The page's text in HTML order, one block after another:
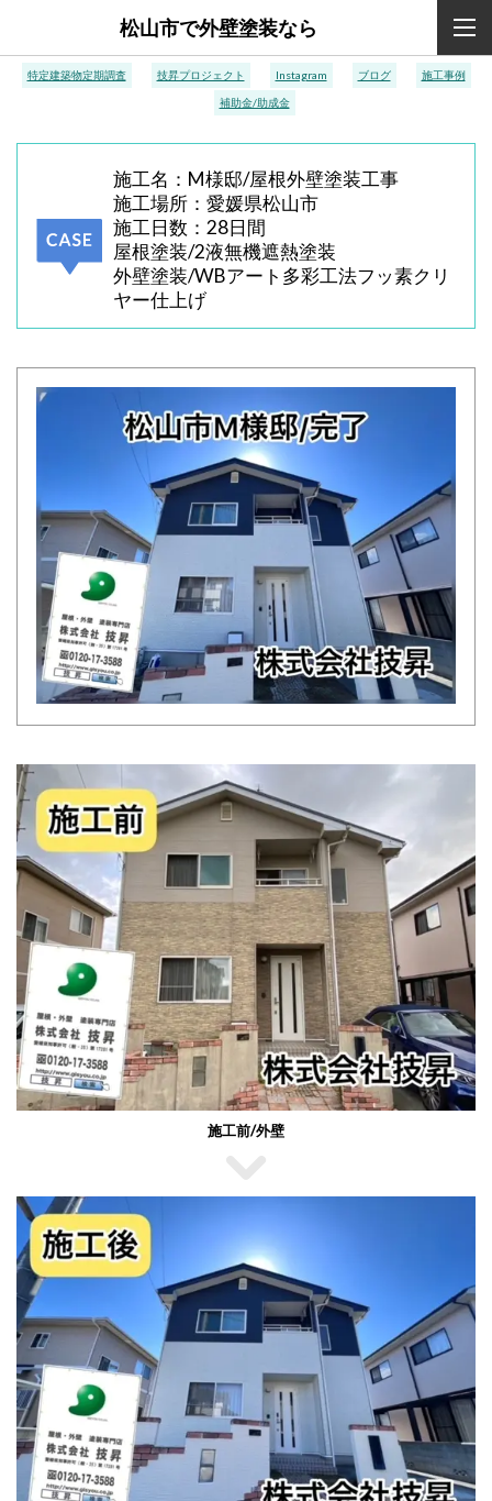
松山市で外壁塗装なら
特定建築物定期調査 技昇プロジェクト Instagram ブログ 施工事例
補助金/助成金
施工名：M様邸/屋根外壁塗装工事
施工場所：愛媛県松山市
施工日数：28日間
屋根塗装/2液無機遮熱塗装
外壁塗装/WBアート多彩工法フッ素クリ
ヤー仕上げ
施工前/外壁